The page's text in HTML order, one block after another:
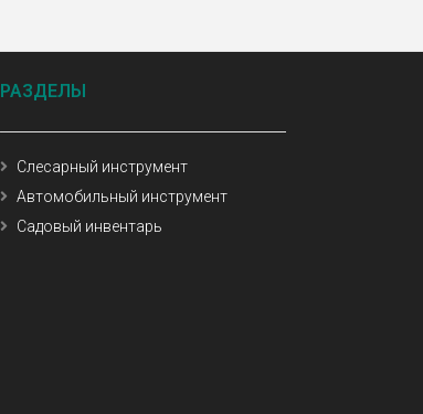
РАЗДЕЛЫ
Слесарный инструмент
Автомобильный инструмент
Садовый инвентарь